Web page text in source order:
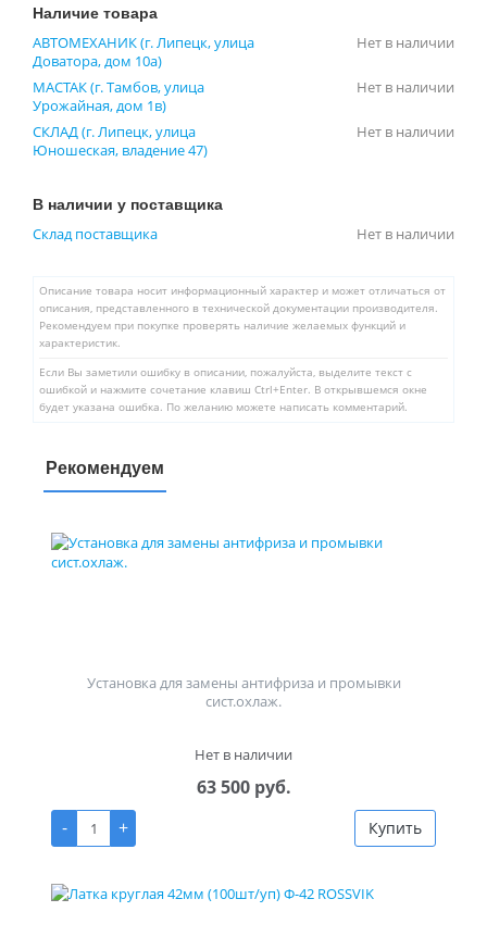
Наличие товара
АВТОМЕХАНИК (г. Липецк, улица
Доватора, дом 10а)
Нет в наличии
МАСТАК (г. Тамбов, улица
Урожайная, дом 1в)
Нет в наличии
СКЛАД (г. Липецк, улица
Юношеская, владение 47)
Нет в наличии
В наличии у поставщика
Склад поставщика Нет в наличии
Описание товара носит информационный характер и может отличаться от
описания, представленного в технической документации производителя.
Рекомендуем при покупке проверять наличие желаемых функций и
характеристик.
Если Вы заметили ошибку в описании, пожалуйста, выделите текст с
ошибкой и нажмите сочетание клавиш Ctrl+Enter. В открывшемся окне
будет указана ошибка. По желанию можете написать комментарий.
Рекомендуем
Установка для замены антифриза и промывки
сист.охлаж.
Нет в наличии
63 500 руб.
-
+ Купить